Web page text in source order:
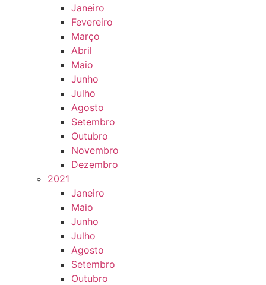
Janeiro
Fevereiro
Março
Abril
Maio
Junho
Julho
Agosto
Setembro
Outubro
Novembro
Dezembro
2021
Janeiro
Maio
Junho
Julho
Agosto
Setembro
Outubro